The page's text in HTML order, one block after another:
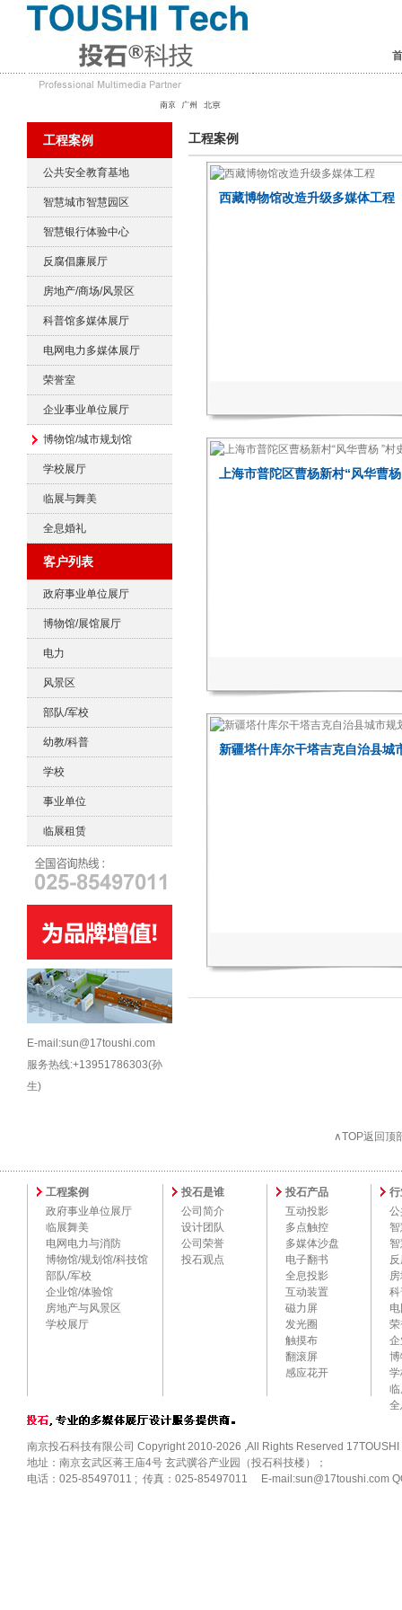
工程案例
公共安全教育基地
智慧城市智慧园区
智慧银行体验中心
反腐倡廉展厅
房地产/商场/风景区
科普馆多媒体展厅
电网电力多媒体展厅
荣誉室
企业事业单位展厅
博物馆/城市规划馆
学校展厅
临展与舞美
全息婚礼
客户列表
政府事业单位展厅
博物馆/展馆展厅
电力
风景区
部队/军校
幼教/科普
学校
事业单位
临展租赁
E-mail:sun@17toushi.com
服务热线:+13951786303(孙
生)
工程案例
西藏博物馆改造升级多媒体工程
上海市普陀区曹杨新村“风华曹
新疆塔什库尔干塔吉克自治县城
∧TOP返回顶
工程案例
政府事业单位展厅
临展舞美
电网电力与消防
博物馆/规划馆/科技馆
部队/军校
企业馆/体验馆
房地产与风景区
学校展厅
投石是谁
公司简介
设计团队
公司荣誉
投石观点
投石产品
互动投影
多点触控
多媒体沙盘
电子翻书
全息投影
互动装置
磁力屏
发光圈
触摸布
翻滚屏
感应花开
南京投石科技有限公司 Copyright 2010-2026 ,All Rights Reserved 17TOUSHI
地址：南京玄武区蒋王庙4号 玄武骥谷产业园（投石科技楼）；
电话：025-85497011 ; 传真：025-85497011 E-mail:sun@17toushi.com